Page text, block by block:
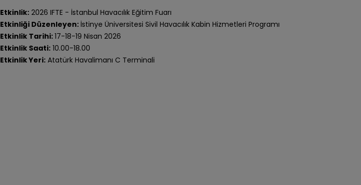
Etkinlik: 2026 IFTE - İstanbul Havacılık Eğitim Fuarı
Etkinliği Düzenleyen: İstinye Üniversitesi Sivil Havacılık Kabin Hizmetleri Programı
Etkinlik Tarihi:17-18-19 Nisan 2026
Etkinlik Saati: 10.00-18.00
Etkinlik Yeri: Atatürk Havalimanı C Terminali